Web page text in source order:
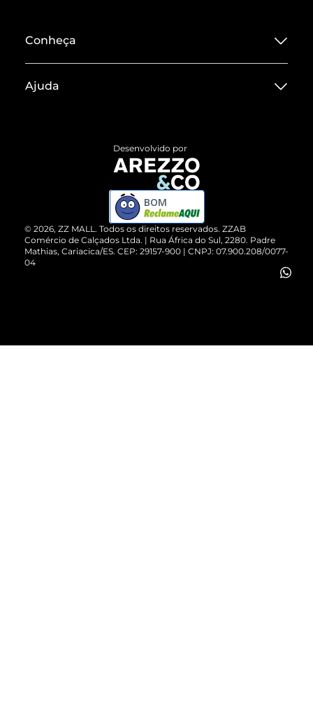
Conheça
Termos de Uso
ZZ MALL é confiável
Cartão Presente
Vendas Corporativas
Ajuda
Devolução do Produto
Compre pelo WhatsApp
© 2026, ZZ MALL. Todos os direitos reservados. ZZAB
Comércio de Calçados Ltda. | Rua África do Sul, 2280. Padre
Mathias, Cariacica/ES. CEP: 29157-900 | CNPJ: 07.900.208/0077-
04
Desenvolvido por
BOM